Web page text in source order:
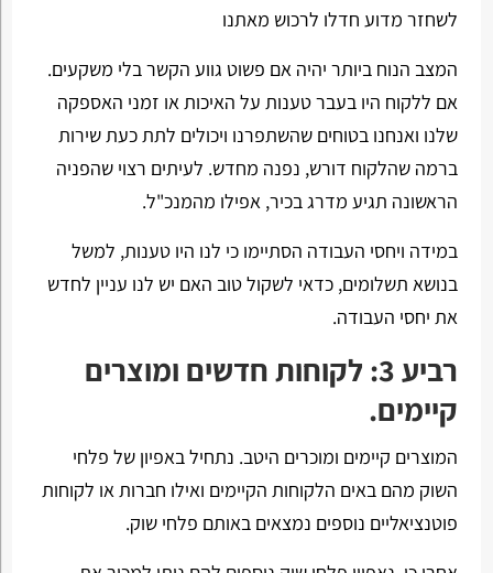
לשחזר מדוע חדלו לרכוש מאתנו
המצב הנוח ביותר יהיה אם פשוט גווע הקשר בלי משקעים.
אם ללקוח היו בעבר טענות על האיכות או זמני האספקה
שלנו ואנחנו בטוחים שהשתפרנו ויכולים לתת כעת שירות
ברמה שהלקוח דורש, נפנה מחדש. לעיתים רצוי שהפניה
הראשונה תגיע מדרג בכיר, אפילו מהמנכ"ל.
במידה ויחסי העבודה הסתיימו כי לנו היו טענות, למשל
בנושא תשלומים, כדאי לשקול טוב האם יש לנו עניין לחדש
את יחסי העבודה.
רביע 3: לקוחות חדשים ומוצרים
קיימים.
המוצרים קיימים ומוכרים היטב. נתחיל באפיון של פלחי
השוק מהם באים הלקוחות הקיימים ואילו חברות או לקוחות
פוטנציאליים נוספים נמצאים באותם פלחי שוק.